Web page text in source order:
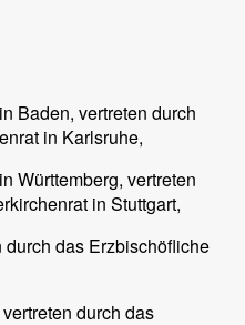
Baden, vertreten durch
in Karlsruhe,
Württemberg, vertreten
in Stuttgart,
das Erzbischöfliche
durch das